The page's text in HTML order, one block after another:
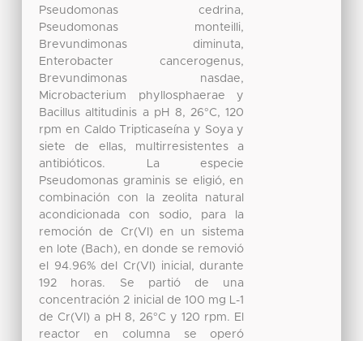
Pseudomonas cedrina,
Pseudomonas monteilli,
Brevundimonas diminuta,
Enterobacter cancerogenus,
Brevundimonas nasdae,
Microbacterium phyllosphaerae y
Bacillus altitudinis a pH 8, 26°C, 120
rpm en Caldo Tripticaseína y Soya y
siete de ellas, multirresistentes a
antibióticos. La especie
Pseudomonas graminis se eligió, en
combinación con la zeolita natural
acondicionada con sodio, para la
remoción de Cr(VI) en un sistema
en lote (Bach), en donde se removió
el 94.96% del Cr(VI) inicial, durante
192 horas. Se partió de una
concentración 2 inicial de 100 mg L-1
de Cr(VI) a pH 8, 26°C y 120 rpm. El
reactor en columna se operó